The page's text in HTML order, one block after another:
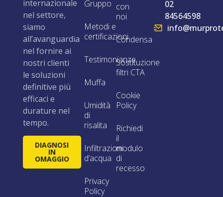
internazionale
nel settore,
siamo
all’avanguardia
nel fornire ai
nostri clienti
le soluzioni
definitive più
efficaci e
durature nel
tempo.
DIAGNOSI
IN
OMAGGIO
Gruppo
Metodi e
certificazioni
Testimonianze
Muffa
Umidità
di
risalita
Infiltrazioni
d’acqua
Privacy
Policy
con
noi
Condensa
Sostituzione
filtri CTA
Cookie
Policy
Richiedi
il
modulo
di
recesso
02
84564598